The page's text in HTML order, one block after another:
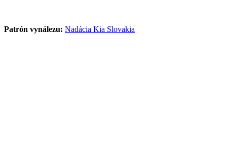
Patrón vynálezu: Nadácia Kia Slovakia